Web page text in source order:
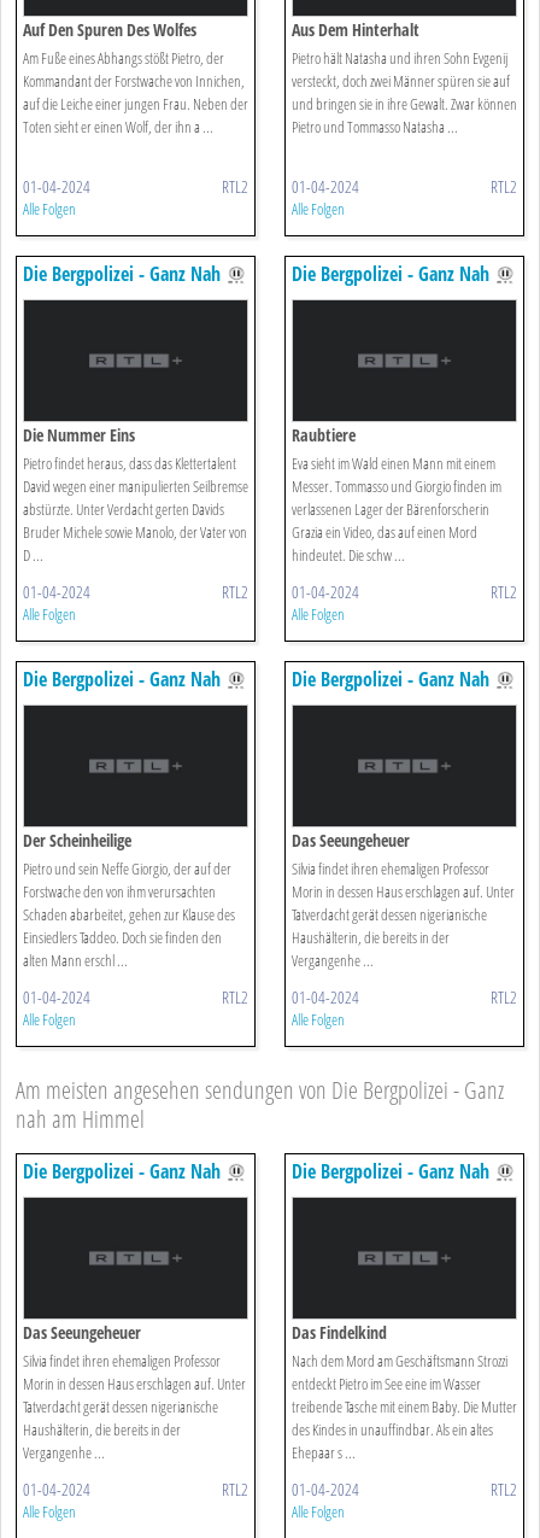
Auf Den Spuren Des Wolfes
Am Fuße eines Abhangs stößt Pietro, der
Kommandant der Forstwache von Innichen,
auf die Leiche einer jungen Frau. Neben der
Toten sieht er einen Wolf, der ihn a ...
01-04-2024 RTL2
Alle Folgen
Aus Dem Hinterhalt
Pietro hält Natasha und ihren Sohn Evgenij
versteckt, doch zwei Männer spüren sie auf
und bringen sie in ihre Gewalt. Zwar können
Pietro und Tommasso Natasha ...
01-04-2024 RTL2
Alle Folgen
Die Bergpolizei - Ganz Nah
Am Himmel
Die Nummer Eins
Pietro findet heraus, dass das Klettertalent
David wegen einer manipulierten Seilbremse
abstürzte. Unter Verdacht gerten Davids
Bruder Michele sowie Manolo, der Vater von
D ...
01-04-2024 RTL2
Alle Folgen
Die Bergpolizei - Ganz Nah
Am Himmel
Raubtiere
Eva sieht im Wald einen Mann mit einem
Messer. Tommasso und Giorgio finden im
verlassenen Lager der Bärenforscherin
Grazia ein Video, das auf einen Mord
hindeutet. Die schw ...
01-04-2024 RTL2
Alle Folgen
Die Bergpolizei - Ganz Nah
Am Himmel
Der Scheinheilige
Pietro und sein Neffe Giorgio, der auf der
Forstwache den von ihm verursachten
Schaden abarbeitet, gehen zur Klause des
Einsiedlers Taddeo. Doch sie finden den
alten Mann erschl ...
01-04-2024 RTL2
Alle Folgen
Die Bergpolizei - Ganz Nah
Am Himmel
Das Seeungeheuer
Silvia findet ihren ehemaligen Professor
Morin in dessen Haus erschlagen auf. Unter
Tatverdacht gerät dessen nigerianische
Haushälterin, die bereits in der
Vergangenhe ...
01-04-2024 RTL2
Alle Folgen
Am meisten angesehen sendungen von Die Bergpolizei - Ganz
nah am Himmel
Die Bergpolizei - Ganz Nah
Am Himmel
Das Seeungeheuer
Silvia findet ihren ehemaligen Professor
Morin in dessen Haus erschlagen auf. Unter
Tatverdacht gerät dessen nigerianische
Haushälterin, die bereits in der
Vergangenhe ...
01-04-2024 RTL2
Alle Folgen
Die Bergpolizei - Ganz Nah
Am Himmel
Das Findelkind
Nach dem Mord am Geschäftsmann Strozzi
entdeckt Pietro im See eine im Wasser
treibende Tasche mit einem Baby. Die Mutter
des Kindes in unauffindbar. Als ein altes
Ehepaar s ...
01-04-2024 RTL2
Alle Folgen